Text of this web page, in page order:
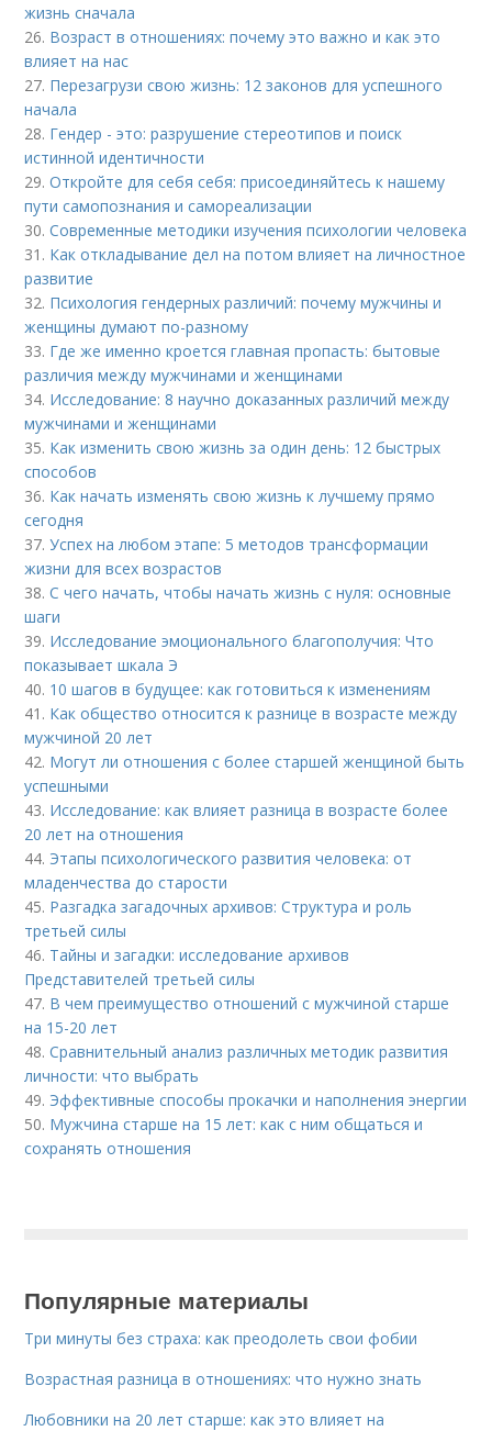
жизнь сначала
26. Возраст в отношениях: почему это важно и как это
влияет на нас
27. Перезагрузи свою жизнь: 12 законов для успешного
начала
28. Гендер - это: разрушение стереотипов и поиск
истинной идентичности
29.Откройте для себя себя: присоединяйтесь к нашему
пути самопознания и самореализации
30.Современные методики изучения психологии человека
31. Как откладывание дел на потом влияет на личностное
развитие
32. Психология гендерных различий: почему мужчины и
женщины думают по-разному
33. Где же именно кроется главная пропасть: бытовые
различия между мужчинами и женщинами
34. Исследование: 8 научно доказанных различий между
мужчинами и женщинами
35. Как изменить свою жизнь за один день: 12 быстрых
способов
36. Как начать изменять свою жизнь к лучшему прямо
сегодня
37.Успех на любом этапе: 5 методов трансформации
жизни для всех возрастов
38.С чего начать, чтобы начать жизнь с нуля: основные
шаги
39. Исследование эмоционального благополучия: Что
показывает шкала Э
40. 10 шагов в будущее: как готовиться к изменениям
41. Как общество относится к разнице в возрасте между
мужчиной 20 лет
42. Могут ли отношения с более старшей женщиной быть
успешными
43. Исследование: как влияет разница в возрасте более
20 лет на отношения
44. Этапы психологического развития человека: от
младенчества до старости
45. Разгадка загадочных архивов: Структура и роль
третьей силы
46. Тайны и загадки: исследование архивов
Представителей третьей силы
47. В чем преимущество отношений с мужчиной старше
на 15-20 лет
48.Сравнительный анализ различных методик развития
личности: что выбрать
49. Эффективные способы прокачки и наполнения энергии
50. Мужчина старше на 15 лет: как с ним общаться и
сохранять отношения
Популярные материалы
Три минуты без страха: как преодолеть свои фобии
Возрастная разница в отношениях: что нужно знать
Любовники на 20 лет старше: как это влияет на